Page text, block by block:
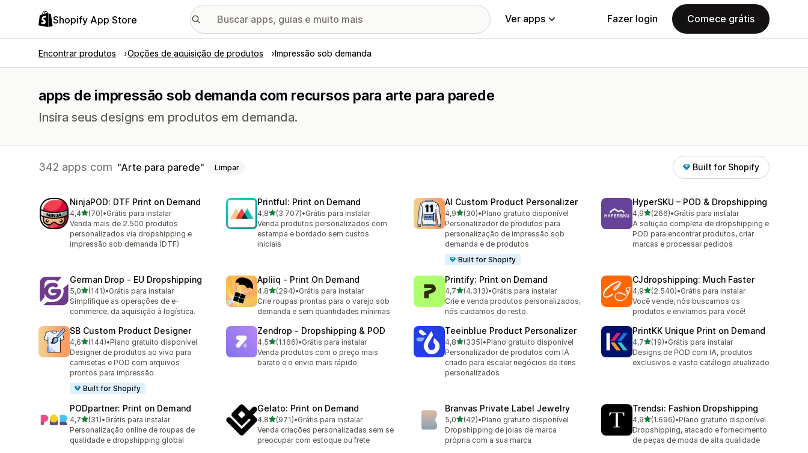
Shopify App Store Ver apps Fazer login Comece grátis
Encontrar produtos Opções de aquisição de produtos Impressão sob demanda
apps de impressão sob demanda com recursos para arte para parede
Insira seus designs em produtos em demanda.
342 apps com Arte para parede Limpar Built for Shopify
NinjaPOD: DTF Print on Demand
4,4de 5 estrelas
(70)
70 avaliações ao todo
•Grátis para instalar
Venda mais de 2.500 produtos
personalizados via dropshipping e
impressão sob demanda (DTF)
Printful: Print on Demand
4,8de 5 estrelas
(3.707)
3707 avaliações ao todo
•Grátis para instalar
Venda produtos personalizados com
estampa e bordado sem custos
iniciais
AI Custom Product Personalizer
4,9de 5 estrelas
(30)
30 avaliações ao todo
•Plano gratuito disponível
Personalizador de produtos para
personalização de impressão sob
demanda e de produtos
Built for Shopify
HyperSKU – POD & Dropshipping
4,9de 5 estrelas
(266)
266 avaliações ao todo
•Grátis para instalar
A solução completa de dropshipping e
POD para encontrar produtos, criar
marcas e processar pedidos
German Drop ‑ EU Dropshipping
5,0de 5 estrelas
(141)
141 avaliações ao todo
•Grátis para instalar
Simplifique as operações de e-
commerce, da aquisição à logística.
Apliiq ‑ Print On Demand
4,8de 5 estrelas
(294)
294 avaliações ao todo
•Grátis para instalar
Crie roupas prontas para o varejo sob
demanda e sem quantidades mínimas
Printify: Print on Demand
4,7de 5 estrelas
(4.313)
4313 avaliações ao todo
•Grátis para instalar
Crie e venda produtos personalizados,
nós cuidamos do resto.
CJdropshipping: Much Faster
4,9de 5 estrelas
(2.540)
2540 avaliações ao todo
•Grátis para instalar
Você vende, nós buscamos os
produtos e enviamos para você!
SB Custom Product Designer
4,6de 5 estrelas
(144)
144 avaliações ao todo
•Plano gratuito disponível
Designer de produtos ao vivo para
camisetas e POD com arquivos
prontos para impressão
Built for Shopify
Zendrop ‑ Dropshipping & POD
4,5de 5 estrelas
(1.166)
1166 avaliações ao todo
•Grátis para instalar
Venda produtos com o preço mais
barato e o envio mais rápido
Teeinblue Product Personalizer
4,8de 5 estrelas
(335)
335 avaliações ao todo
•Plano gratuito disponível
Personalizador de produtos com IA
criado para escalar negócios de itens
personalizados
PrintKK Unique Print on Demand
4,7de 5 estrelas
(19)
19 avaliações ao todo
•Grátis para instalar
Designs de POD com IA, produtos
exclusivos e vasto catálogo atualizado
PODpartner: Print on Demand
4,7de 5 estrelas
(31)
31 avaliações ao todo
•Grátis para instalar
Personalização online de roupas de
qualidade e dropshipping global
Gelato: Print on Demand
4,8de 5 estrelas
(971)
971 avaliações ao todo
•Grátis para instalar
Venda criações personalizadas sem se
preocupar com estoque ou frete
Branvas Private Label Jewelry
5,0de 5 estrelas
(42)
42 avaliações ao todo
•Plano gratuito disponível
Dropshipping de joias de marca
própria com a sua marca
Trendsi: Fashion Dropshipping
4,9de 5 estrelas
(1.696)
1696 avaliações ao todo
•Plano gratuito disponível
Dropshipping, atacado e fornecimento
de peças de moda de alta qualidade